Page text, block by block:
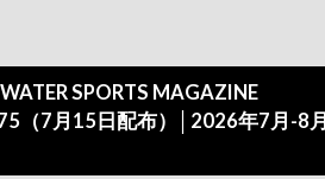
SPORTS MAGAZINE
（7月15日配布）│2026年7月-8月